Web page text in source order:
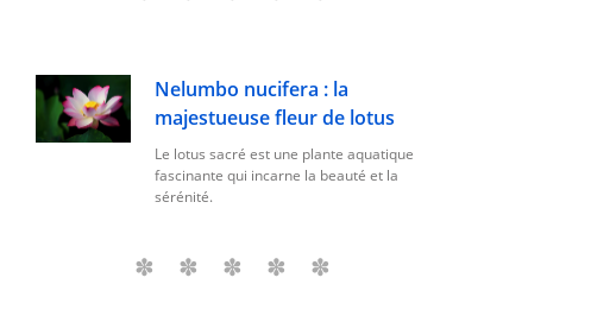
Nelumbo nucifera : la
majestueuse fleur de lotus
Le lotus sacré est une plante aquatique
fascinante qui incarne la beauté et la
sérénité.